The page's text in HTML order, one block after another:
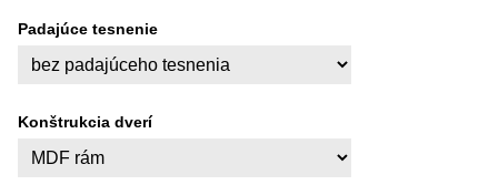
Padajúce tesnenie
Konštrukcia dverí